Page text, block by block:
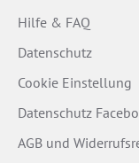
Hilfe & FAQ
Datenschutz
Cookie Einstellung
Datenschutz
AGB und